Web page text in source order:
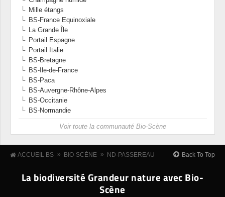
Mille étangs
BS-France Equinoxiale
La Grande Île
Portail Espagne
Portail Italie
BS-Bretagne
BS-Ile-de-France
BS-Paca
BS-Auvergne-Rhône-Alpes
BS-Occitanie
BS-Normandie
Voir toute la communauté Bio-Scène
ACCUEIL BS » BIO-SCÈNE » ND-PASSEREAU Back To Top
La biodiversité Grandeur nature avec Bio-
Scène